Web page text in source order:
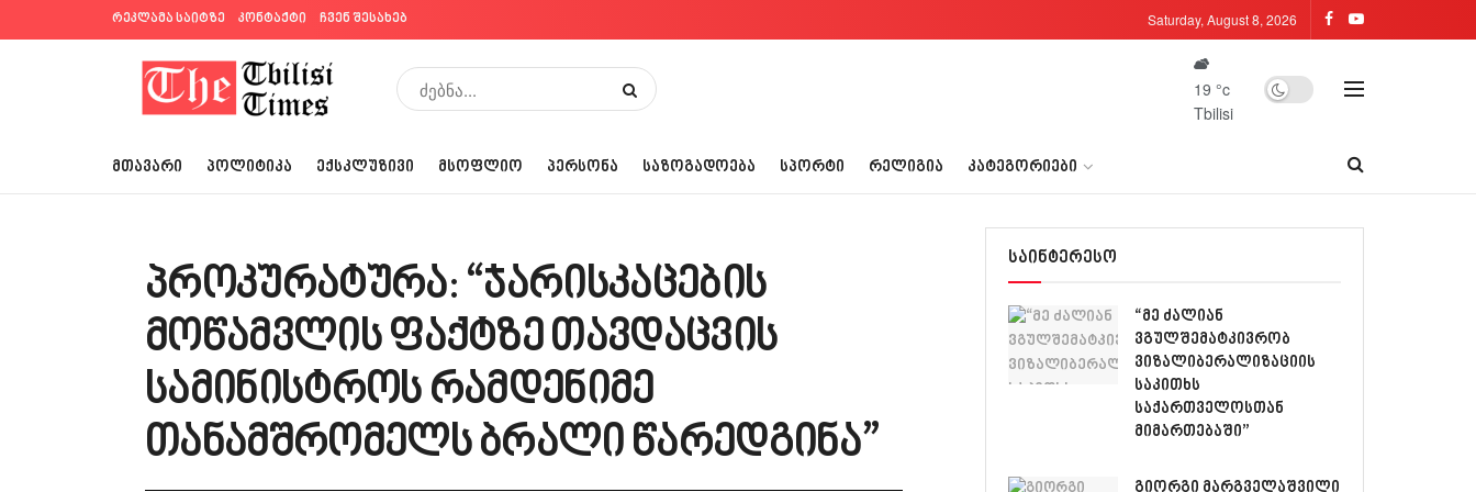
რეკლამა საიტზე კონტაქტი ჩვენ შესახებ Saturday, August 8, 2026
19 °c
Tbilisi
ᲛᲗᲐᲕᲐᲠᲘ ᲞᲝᲚᲘᲢᲘᲙᲐ ᲔᲥᲡᲙᲚᲣᲖᲘᲕᲘ ᲛᲡᲝᲤᲚᲘᲝ ᲞᲔᲠᲡᲝᲜᲐ ᲡᲐᲖᲝᲒᲐᲓᲝᲔᲑᲐ ᲡᲞᲝᲠᲢᲘ ᲠᲔᲚᲘᲒᲘᲐ ᲙᲐᲢᲔᲒᲝᲠᲘᲔᲑᲘ
პროკურატურა: “ჯარისკაცების
მოწამვლის ფაქტზე თავდაცვის
სამინისტროს რამდენიმე
თანამშრომელს ბრალი წარედგინა”
საინტერესო
“მე ძალიან
ვგულშემატკივრობ
ვიზალიბერალიზაციის
საკითხს
საქართველოსთან
მიმართებაში”